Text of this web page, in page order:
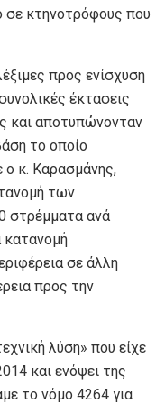
σε κτηνοτρόφους που
προς ενίσχυση
έκτασεις
και αποτυπώνονταν
το οποίο
ο κ. Καρασμάνης,
των
στρέμματα ανά
κατανομή
σε άλλη
προς την
λύση» που είχε
και ενόψει της
το νόμο 4264 για